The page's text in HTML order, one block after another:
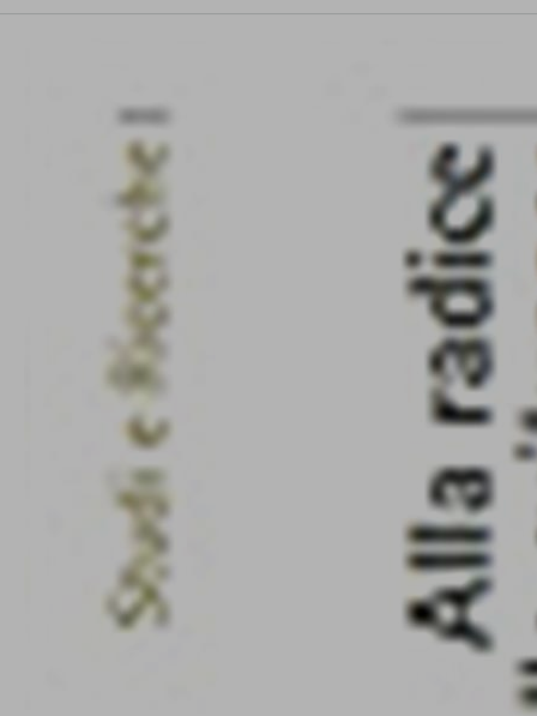
conto del fatto che il blocco di alcuni cookie può
stata selezionata alcuna opzione, premere questo pulsante
equivarrà a rifiutare tutti i cookie. Per ulteriori informazioni, è
possibile consultare la nostra
Ulteriori informazioni
Cookie strettamente necessari
Cookie di analisi
Cookies di marketing